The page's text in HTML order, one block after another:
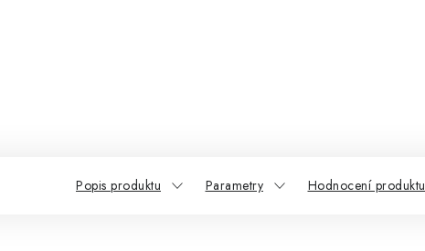
Popis produktu Parametry Hodnocení produktu